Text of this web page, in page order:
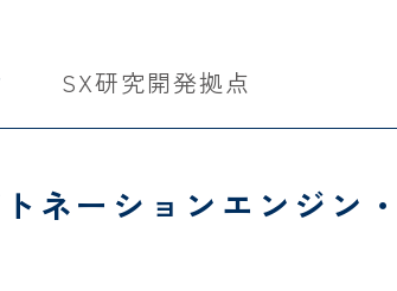
SX研究開発拠点
ネーションエンジン